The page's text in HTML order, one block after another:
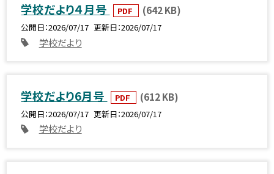
学校だより４月号 PDF (642 KB)
公開日 2026/07/17 更新日 2026/07/17
学校だより
学校だより6月号 PDF (612 KB)
公開日 2026/07/17 更新日 2026/07/17
学校だより